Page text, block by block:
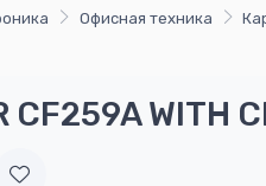
Офисная техника
CF259A WITH